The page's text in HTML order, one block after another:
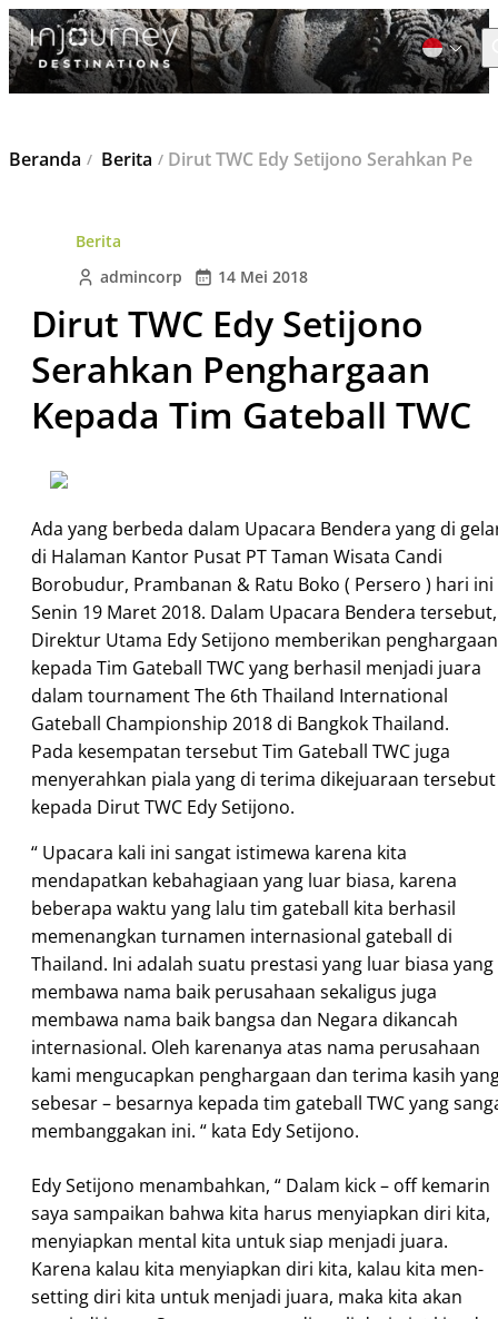
Cari
Beranda Berita Dirut TWC Edy Setijono Serahkan Penghargaan Kepada Tim Gateball TWC
Berita
admincorp
14 Mei 2018
Dirut TWC Edy Setijono
Serahkan Penghargaan
Kepada Tim Gateball TWC
Ada yang berbeda dalam Upacara Bendera yang di
di Halaman Kantor Pusat PT Taman Wisata Candi
Borobudur, Prambanan & Ratu Boko ( Persero ) hari ini
Senin 19 Maret 2018. Dalam Upacara Bendera tersebut,
Direktur Utama Edy Setijono memberikan penghargaan
kepada Tim Gateball TWC yang berhasil menjadi juara
dalam tournament The 6th Thailand International
Gateball Championship 2018 di Bangkok Thailand.
Pada kesempatan tersebut Tim Gateball TWC juga
menyerahkan piala yang di terima dikejuaraan tersebut
kepada Dirut TWC Edy Setijono.
“ Upacara kali ini sangat istimewa karena kita
mendapatkan kebahagiaan yang luar biasa, karena
beberapa waktu yang lalu tim gateball kita berhasil
memenangkan turnamen internasional gateball di
Thailand. Ini adalah suatu prestasi yang luar biasa yang
membawa nama baik perusahaan sekaligus juga
membawa nama baik bangsa dan Negara dikancah
internasional. Oleh karenanya atas nama perusahaan
kami mengucapkan penghargaan dan terima kasih
sebesar – besarnya kepada tim gateball TWC yang
membanggakan ini. “ kata Edy Setijono.
Edy Setijono menambahkan, “ Dalam kick – off kemarin
saya sampaikan bahwa kita harus menyiapkan diri kita,
menyiapkan mental kita untuk siap menjadi juara.
Karena kalau kita menyiapkan diri kita, kalau kita men-
setting diri kita untuk menjadi juara, maka kita akan